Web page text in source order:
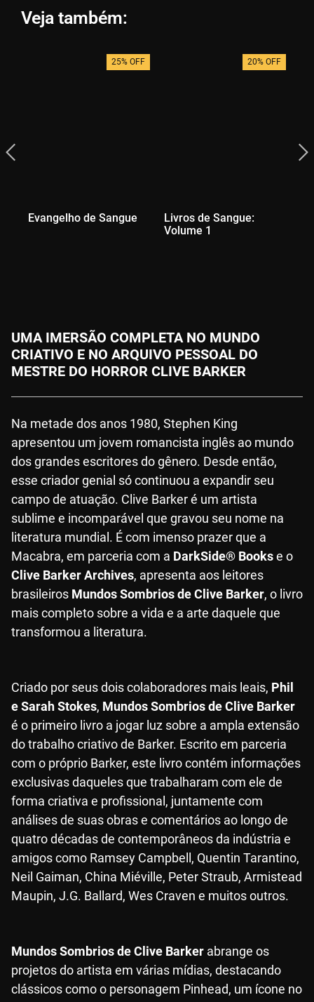
Veja também:
25% OFF
Evangelho de Sangue
20% OFF
Livros de Sangue:
Volume 1
UMA IMERSÃO COMPLETA NO MUNDO
CRIATIVO E NO ARQUIVO PESSOAL DO
MESTRE DO HORROR CLIVE BARKER
Na metade dos anos 1980, Stephen King
apresentou um jovem romancista inglês ao mundo
dos grandes escritores do gênero. Desde então,
esse criador genial só continuou a expandir seu
campo de atuação. Clive Barker é um artista
sublime e incomparável que gravou seu nome na
literatura mundial. É com imenso prazer que a
Macabra, em parceria com a DarkSide® Bookse o
Clive Barker Archives, apresenta aos leitores
brasileiros Mundos Sombrios de Clive Barker, o livro
mais completo sobre a vida e a arte daquele que
transformou a literatura.
Criado por seus dois colaboradores mais leais, Phil
e Sarah Stokes, Mundos Sombrios de Clive Barker
é o primeiro livro a jogar luz sobre a ampla extensão
do trabalho criativo de Barker. Escrito em parceria
com o próprio Barker, este livro contém informações
exclusivas daqueles que trabalharam com ele de
forma criativa e profissional, juntamente com
análises de suas obras e comentários ao longo de
quatro décadas de contemporâneos da indústria e
amigos como Ramsey Campbell, Quentin Tarantino,
Neil Gaiman, China Miéville, Peter Straub, Armistead
Maupin, J.G. Ballard, Wes Craven e muitos outros.
Mundos Sombrios de Clive Barker abrange os
projetos do artista em várias mídias, destacando
clássicos como o personagem Pinhead, um ícone no